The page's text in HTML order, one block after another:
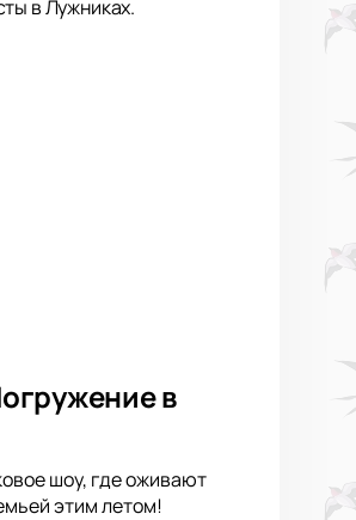
в Лужниках.
в
шоу, где оживают
этим летом!